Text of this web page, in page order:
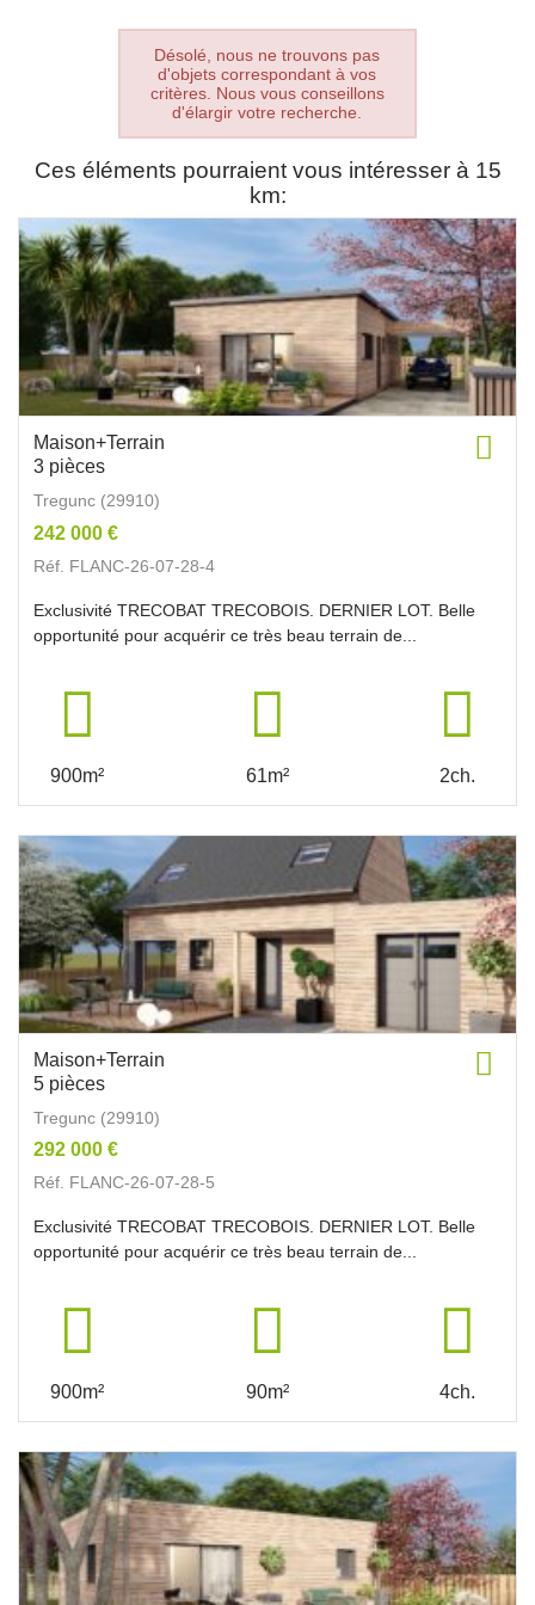
Désolé, nous ne trouvons pas
d'objets correspondant à vos
critères. Nous vous conseillons
d'élargir votre recherche.
Ces éléments pourraient vous intéresser à 15
km:
Maison+Terrain
3 pièces
Tregunc (29910)
242 000 €
Réf. FLANC-26-07-28-4
Exclusivité TRECOBAT TRECOBOIS. DERNIER LOT. Belle
opportunité pour acquérir ce très beau terrain de...
900m² 61m² 2ch.
Maison+Terrain
5 pièces
Tregunc (29910)
292 000 €
Réf. FLANC-26-07-28-5
Exclusivité TRECOBAT TRECOBOIS. DERNIER LOT. Belle
opportunité pour acquérir ce très beau terrain de...
900m² 90m² 4ch.